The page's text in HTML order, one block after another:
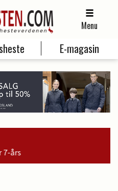
Menu
E-magasin